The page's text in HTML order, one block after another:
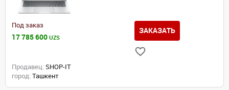
Под заказ
17 785 600 UZS
ЗАКАЗАТЬ
Продавец: SHOP-IT
город: Ташкент